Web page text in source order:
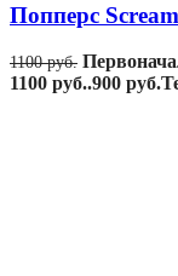
Попперс
1100руб.
1100 руб..900 руб.